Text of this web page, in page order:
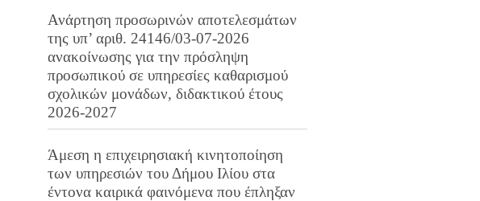
Ανάρτηση προσωρινών αποτελεσμάτων
της υπ’ αριθ. 24146/03-07-2026
ανακοίνωσης για την πρόσληψη
προσωπικού σε υπηρεσίες καθαρισμού
σχολικών μονάδων, διδακτικού έτους
2026-2027
Άμεση η επιχειρησιακή κινητοποίηση
των υπηρεσιών του Δήμου Ιλίου στα
έντονα καιρικά φαινόμενα που έπληξαν